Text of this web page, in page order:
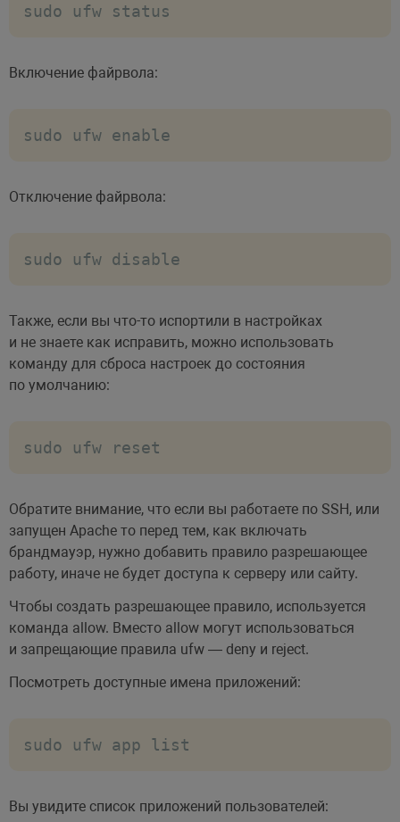
sudo ufw status
Включение файрвола:
sudo ufw enable
Отключение файрвола:
sudo ufw disable
Также, если вы что-то испортили в настройках
и не знаете как исправить, можно использовать
команду для сброса настроек до состояния
по умолчанию:
sudo ufw reset
Обратите внимание, что если вы работаете по SSH, или
запущен Apache то перед тем, как включать
брандмауэр, нужно добавить правило разрешающее
работу, иначе не будет доступа к серверу или сайту.
Чтобы создать разрешающее правило, используется
команда allow. Вместо allow могут использоваться
и запрещающие правила ufw — deny и reject.
Посмотреть доступные имена приложений:
sudo ufw app list
Вы увидите список приложений пользователей: